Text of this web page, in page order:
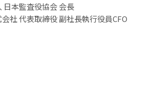
本監査役協会 会長
社 代表取締役 副社長執行役員CFO